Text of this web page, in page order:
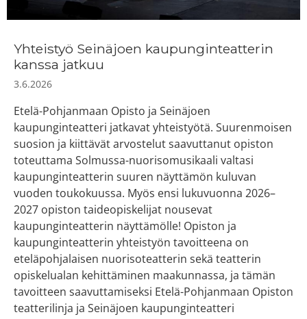
Yhteistyö Seinäjoen kaupunginteatterin
kanssa jatkuu
3.6.2026
Etelä-Pohjanmaan Opisto ja Seinäjoen
kaupunginteatteri jatkavat yhteistyötä. Suurenmoisen
suosion ja kiittävät arvostelut saavuttanut opiston
toteuttama Solmussa-nuorisomusikaali valtasi
kaupunginteatterin suuren näyttämön kuluvan
vuoden toukokuussa. Myös ensi lukuvuonna 2026–
2027 opiston taideopiskelijat nousevat
kaupunginteatterin näyttämölle! Opiston ja
kaupunginteatterin yhteistyön tavoitteena on
eteläpohjalaisen nuorisoteatterin sekä teatterin
opiskelualan kehittäminen maakunnassa, ja tämän
tavoitteen saavuttamiseksi Etelä-Pohjanmaan Opiston
teatterilinja ja Seinäjoen kaupunginteatteri